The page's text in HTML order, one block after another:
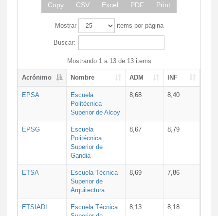
Copy CSV Excel PDF Print
Mostrar items por página
Buscar:
Mostrando 1 a 13 de 13 items
Acrónimo Nombre ADM INF
EPSA
Escuela
Politécnica
Superior de Alcoy
8,68 8,40
EPSG
Escuela
Politécnica
Superior de
Gandia
8,67 8,79
ETSA
Escuela Técnica
Superior de
Arquitectura
8,69 7,86
ETSIADI
Escuela Técnica
8,13 8,18